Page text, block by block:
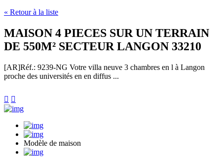
« Retour à la liste
MAISON 4 PIECES SUR UN TERRAIN
DE 550M² SECTEUR LANGON 33210
[AR]Réf.: 9239-NG Votre villa neuve 3 chambres en l à Langon
proche des universités en en diffus ...
 
Modèle de maison